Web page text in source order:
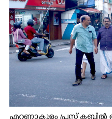
ഫൗണ്ടേഷൻ ചെയർമാൻ